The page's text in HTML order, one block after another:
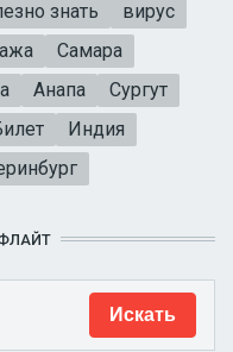
знать
вирус
Самара
Анапа
Сургут
Индия